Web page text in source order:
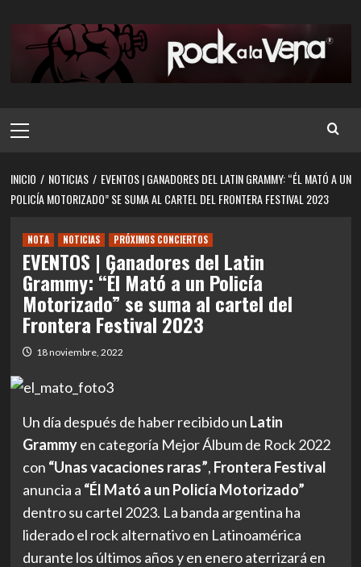
contenido
principal
INICIO NOTICIAS
EVENTOS | GANADORES DEL LATIN GRAMMY: “ÉL MATÓ A UN
POLICÍA MOTORIZADO” SE SUMA AL CARTEL DEL FRONTERA FESTIVAL 2023
NOTA NOTICIAS PRÓXIMOS CONCIERTOS
EVENTOS | Ganadores del Latin
Grammy: “Él Mató a un Policía
Motorizado” se suma al cartel del
Frontera Festival 2023
18 noviembre, 2022
Un día después de haber recibido un Latin
Grammyen categoría Mejor Álbum de Rock 2022
con “Unas vacaciones raras”, Frontera Festival
anuncia a “Él Mató a un Policía Motorizado”
dentro su cartel 2023. La banda argentina ha
liderado el rock alternativo en Latinoamérica
durante los últimos años y en enero aterrizará en